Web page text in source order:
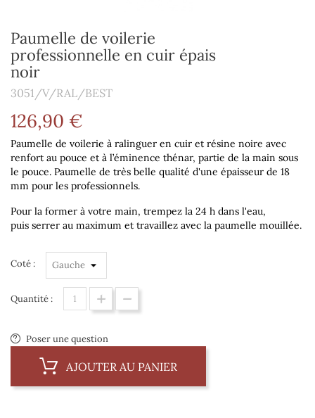
Paumelle de voilerie
professionnelle en cuir épais
noir
3051/V/RAL/BEST
126,90 €
Paumelle de voilerie à ralinguer en cuir et résine noire avec
renfort au pouce et à l’éminence thénar, partie de la main sous
le pouce. Paumelle de très belle qualité d'une épaisseur de 18
mm pour les professionnels.
Pour la former à votre main, trempez la 24 h dans l'eau,
puis serrer au maximum et travaillez avec la paumelle mouillée.
Coté :
Quantité :
Poser une question
AJOUTER AU PANIER